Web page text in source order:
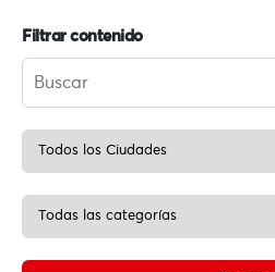
Filtrar contenido